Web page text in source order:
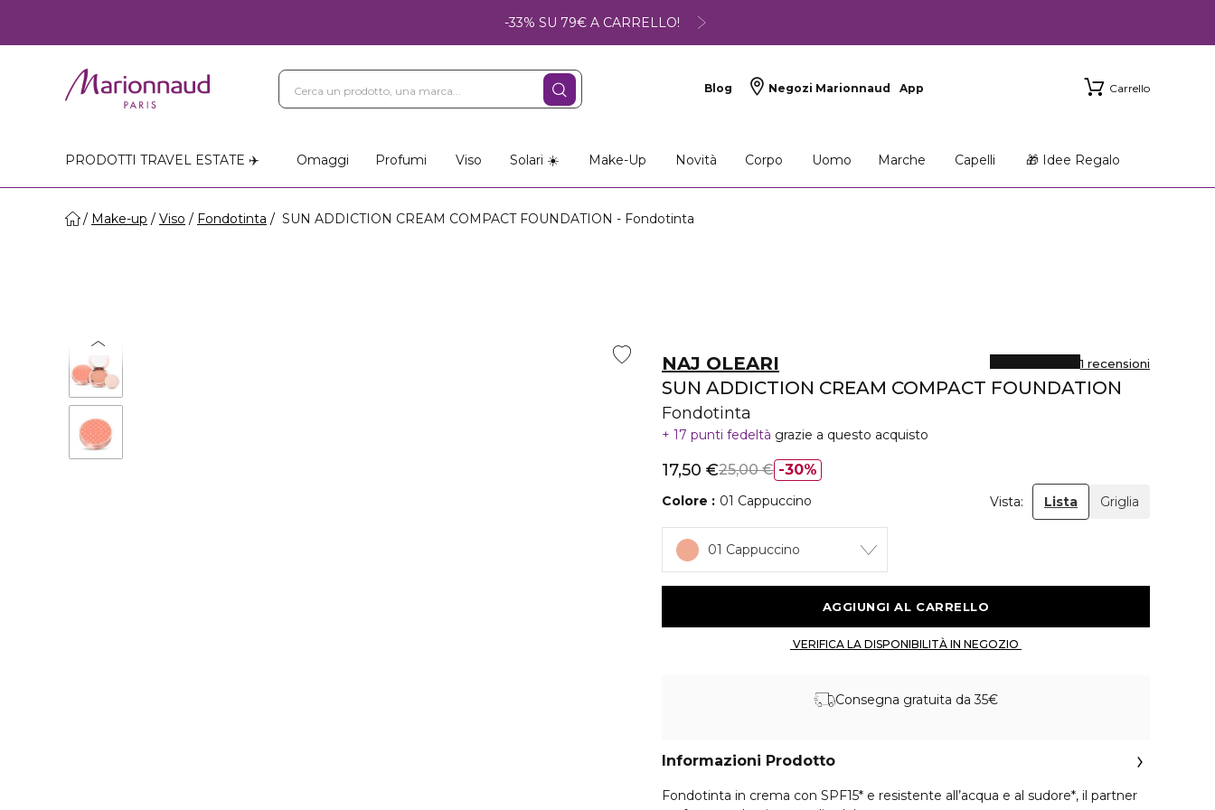
-33% SU 79€ A CARRELLO!
Blog Negozi Marionnaud App Carrello
PRODOTTI TRAVEL ESTATE ✈️
Omaggi Profumi Viso Solari ☀️ Make-Up Novità Corpo Uomo Marche Capelli 🎁 Idee Regalo
Make-up Viso Fondotinta SUN ADDICTION CREAM COMPACT FOUNDATION - Fondotinta
NAJ OLEARI
SUN ADDICTION CREAM COMPACT FOUNDATION
Fondotinta
1 recensioni
17 punti fedeltà grazie a questo acquisto
30%
17,50 €25,00 €
Colore 01 Cappuccino Vista: Lista Griglia
01 Cappuccino
Consegna gratuita da 35€
Informazioni Prodotto
Fondotinta in crema con SPF15* e resistente all’acqua e al sudore*, il partner